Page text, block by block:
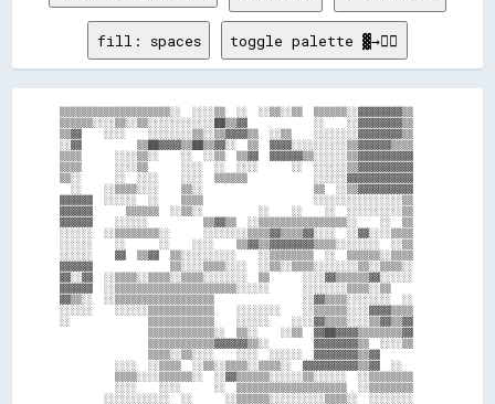
fill: spaces toggle palette ▓→✊🏽
▒▒▒▒▒▒▒▒▒▒▒▒▒▒▒▒▒▒▒▒░░  ░░░░▒▒  ░░  ░░▒▒░░▒▒  ▒▒▒▒▒▒░░▓▓▓▓▓▓▓▓▒▒
▒▒▒▒▒▒░░░░▒▒░░▒▒░░░░░░░░░░░░██▒▒▓▓            ░░    ░░▓▓▓▓▓▓▓▓▒▒
▒▒▓▓    ░░░░    ░░░░░░░░▒▒░░▒▒▓▓▓▓▒▒  ░░▒▒    ░░░░░░░░▓▓▓▓▓▓▓▓▒▒
░░▓▓          ▒▒██▓▓▓▓▒▒██▒▒▓▓░░  ▒▒  ▓▓▓▓░░░░░░░░░░▒▒▓▓▓▓▓▓▒▒▒▒
▒▒▒▒      ░░░░▒▒░░    ░░  ░░▒▒  ▒▒▓▓  ▓▓▓▓▓▓▒▒░░░░░░▒▒▓▓▓▓▓▓▓▓▓▓
▒▒▒▒      ░░░░▒▒      ░░░░  ░░  ░░░░      ░░  ░░░░░░▒▒▓▓▓▓▓▓▓▓▓▓
▒▒░░      ░░  ░░░░    ░░░░  ▒▒▒▒▒▒            ░░░░░░▓▓▓▓▓▓▓▓▓▓▓▓
  ░░    ░░▒▒▒▒░░░░    ▒▒░░                    ▒▒  ░░▒▒▓▓▓▓▓▓▓▓▓▓
▓▓▓▓▓▓  ░░░░░░  ░░    ▒▒▒▒                    ░░░░░░░░░░░░░░░░▒▒
▓▓▓▓▓▓      ▒▒▒▒▒▒  ░░▒▒░░          ░░    ░░    ░░  ░░░░░░░░░░▒▒
▓▓▓▓▓▓    ░░░░░░          ▒▒▓▓▒▒  ░░▒▒▒▒▒▒▒▒▒▒▒▒▒▒▒▒░░    ░░  ▒▒
░░░░░░  ░░▒▒▒▒▒▒▒▒░░      ░░░░░░░░▒▒▒▒▓▓▒▒▒▒▓▓░░░░  ░░▓▓░░░░▒▒▒▒
░░░░░░    ░░      ░░    ░░░░    ▒▒▓▓▒▒▓▓▓▓▓▓▓▓▒▒▒▒░░░░░░░░  ░░▒▒
░░░░░░    ▓▓  ▒▒▓▓  ▒▒░░░░░░░░░░    ░░▒▒▒▒▒▒▒▒  ░░  ▒▒▒▒▒▒░░▒▒▒▒
▓▓▓▓▓▓              ▒▒░░░░▒▒▒▒░░░░  ░░▒▒░░▒▒▒▒░░░░░░░░▒▒░░▒▒▒▒░░
▓▓░░▓▓  ░░▒▒▒▒░░▒▒▒▒░░▒▒▒▒░░░░░░░░  ▒▒      ░░░░▓▓▒▒▒▒▒▒▓▓░░░░░░
▓▓▓▓▓▓  ░░▒▒▒▒▒▒▒▒▒▒▒▒▒▒▒▒▒▒▒▒▒▒░░░░░░      ░░░░░░░░▒▒▒▒░░▒▒
▓▓▒▒░░  ░░▒▒▒▒▒▒▒▒▒▒▒▒▒▒▒▒▒▒                ░░▓▓▒▒▒▒░░░░░░░░  ░░
░░░░░░    ░░░░░░▒▒▒▒▒▒▒▒▒▒▒▒    ░░░░░░░░    ░░▒▒▒▒▒▒░░░░▓▓▓▓▒▒▒▒
░░              ▒▒▒▒▒▒▒▒▒▒▒▒    ░░░░░░    ░░░░▓▓▒▒▒▒░░░░▒▒▓▓▒▒▓▓
                ▒▒▒▒▒▒▒▒▒▒▒▒░░  ▒▒░░    ░░▒▒  ▓▓██▓▓▓▓▒▒▒▒▒▒▒▒▓▓
                ▒▒▒▒▒▒▒▒▒▒▒▒▓▓▓▓▓▓▒▒░░        ▓▓▓▓▓▓▓▓▒▒  ░░░░▒▒
                ▒▒▒▒░░▒▒░░░░    ░░░░  ░░░░░░  ▓▓▓▓▓▓▓▓▒▒▓▓
          ░░░░  ░░▒▒▒▒  ░░▒▒░░▒▒▒▒░░▒▒▒▒░░  ▓▓▓▓▓▓▓▓▓▓▒▒▓▓  ░░
          ▒▒▒▒░░░░▒▒▒▒▒▒░░  ░░▓▓▒▒▒▒▒▒░░░░░░▒▒░░░░░░  ░░▒▒▒▒▒▒▒▒
          ░░░░    ░░░░      ░░  ▒▒▒▒▒▒▒▒▒▒▒▒▒▒▒▒▒▒▒▒  ░░▒▒▒▒▒▒▒▒
        ░░░░░░░░░░░░  ░░      ░░▒▒▒▒▒▒░░░░░░░░░░▒▒▒▒░░  ░░░░░░░░